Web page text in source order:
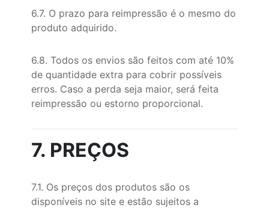
6.7. O prazo para reimpressão é o mesmo do
produto adquirido.
6.8. Todos os envios são feitos com até 10%
de quantidade extra para cobrir possíveis
erros. Caso a perda seja maior, será feita
reimpressão ou estorno proporcional.
7. PREÇOS
7.1. Os preços dos produtos são os
disponíveis no site e estão sujeitos a